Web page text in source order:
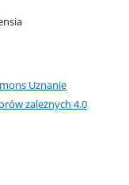
Uznanie
zależnych 4.0